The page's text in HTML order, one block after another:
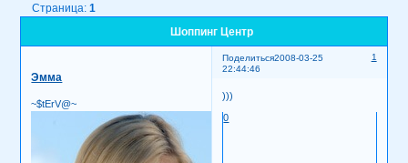
Шоппинг Центр
Страница: 1
Поделиться 1
2008-03-25
22:44:46
Эмма
~$tErV@~
)))
0